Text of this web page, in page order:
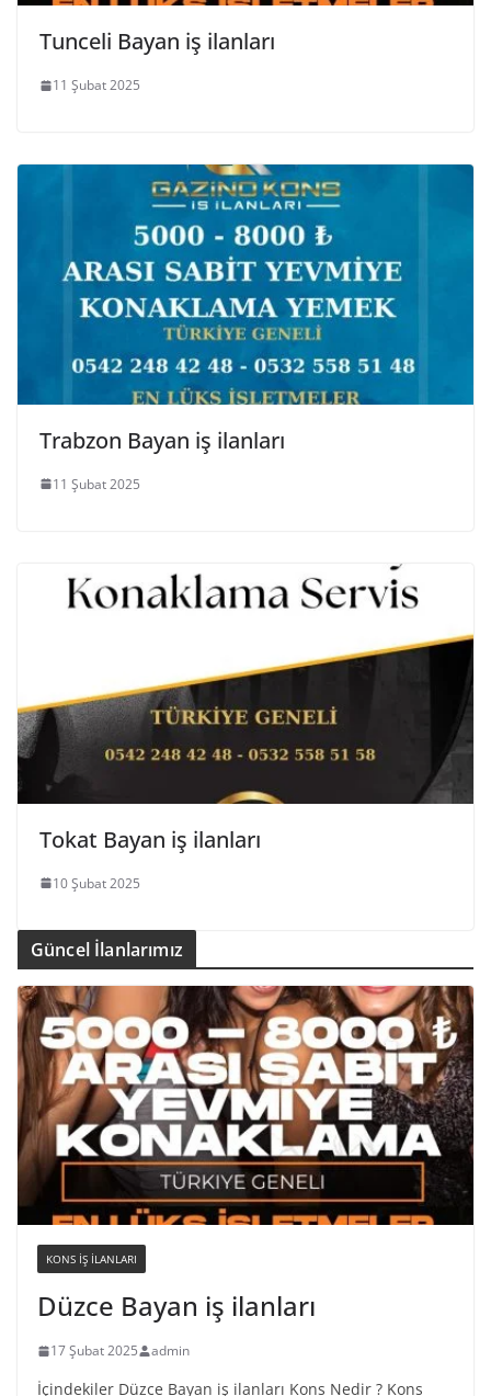
Tunceli Bayan iş ilanları
11 Şubat 2025
Trabzon Bayan iş ilanları
11 Şubat 2025
Tokat Bayan iş ilanları
10 Şubat 2025
Güncel İlanlarımız
KONS IŞ ILANLARI
Düzce Bayan iş ilanları
17 Şubat 2025 admin
İçindekiler Düzce Bayan iş ilanları Kons Nedir ? Kons